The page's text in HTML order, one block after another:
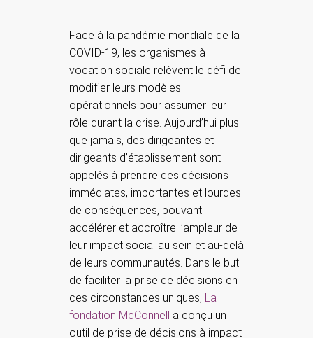
Face à la pandémie mondiale de la
COVID-19, les organismes à
vocation sociale relèvent le défi de
modifier leurs modèles
opérationnels pour assumer leur
rôle durant la crise. Aujourd’hui plus
que jamais, des dirigeantes et
dirigeants d’établissement sont
appelés à prendre des décisions
immédiates, importantes et lourdes
de conséquences, pouvant
accélérer et accroître l’ampleur de
leur impact social au sein et au-delà
de leurs communautés. Dans le but
de faciliter la prise de décisions en
ces circonstances uniques, La
fondation McConnell
a conçu un
outil de prise de décisions à impact